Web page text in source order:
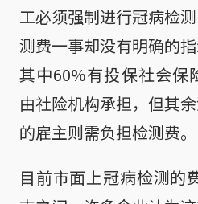
工必须强制进行冠病检
测费一事却没有明确的
其中60%有投保社会保
由社险机构承担，但其
的雇主则需负担检测费。
目前市面上冠病检测的